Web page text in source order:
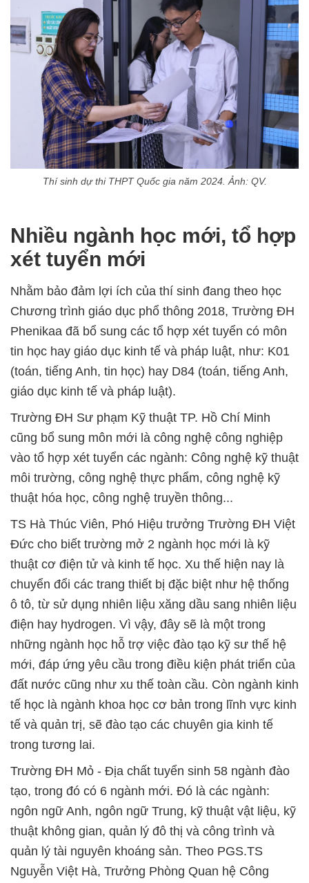
Thí sinh dự thi THPT Quốc gia năm 2024. Ảnh: QV.
Nhiều ngành học mới, tổ hợp
xét tuyển mới
Nhằm bảo đảm lợi ích của thí sinh đang theo học
Chương trình giáo dục phổ thông 2018, Trường ĐH
Phenikaa đã bổ sung các tổ hợp xét tuyển có môn
tin học hay giáo dục kinh tế và pháp luật, như: K01
(toán, tiếng Anh, tin học) hay D84 (toán, tiếng Anh,
giáo dục kinh tế và pháp luật).
Trường ĐH Sư phạm Kỹ thuật TP. Hồ Chí Minh
cũng bổ sung môn mới là công nghệ công nghiệp
vào tổ hợp xét tuyển các ngành: Công nghệ kỹ thuật
môi trường, công nghệ thực phẩm, công nghệ kỹ
thuật hóa học, công nghệ truyền thông...
TS Hà Thúc Viên, Phó Hiệu trưởng Trường ĐH Việt
Đức cho biết trường mở 2 ngành học mới là kỹ
thuật cơ điện tử và kinh tế học. Xu thế hiện nay là
chuyển đổi các trang thiết bị đặc biệt như hệ thống
ô tô, từ sử dụng nhiên liệu xăng dầu sang nhiên liệu
điện hay hydrogen. Vì vậy, đây sẽ là một trong
những ngành học hỗ trợ việc đào tạo kỹ sư thế hệ
mới, đáp ứng yêu cầu trong điều kiện phát triển của
đất nước cũng như xu thế toàn cầu. Còn ngành kinh
tế học là ngành khoa học cơ bản trong lĩnh vực kinh
tế và quản trị, sẽ đào tạo các chuyên gia kinh tế
trong tương lai.
Trường ĐH Mỏ - Địa chất tuyển sinh 58 ngành đào
tạo, trong đó có 6 ngành mới. Đó là các ngành:
ngôn ngữ Anh, ngôn ngữ Trung, kỹ thuật vật liệu, kỹ
thuật không gian, quản lý đô thị và công trình và
quản lý tài nguyên khoáng sản. Theo PGS.TS
Nguyễn Việt Hà, Trưởng Phòng Quan hệ Công